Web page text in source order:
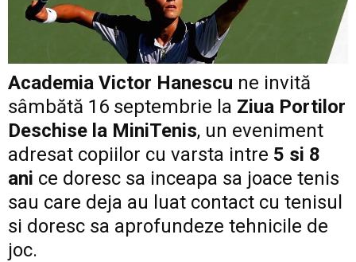
Academia Victor Hanescu ne invită
sâmbătă 16 septembrie la Ziua Portilor
Deschise la MiniTenis, un eveniment
adresat copiilor cu varsta intre 5 si 8
ani ce doresc sa inceapa sa joace tenis
sau care deja au luat contact cu tenisul
si doresc sa aprofundeze tehnicile de
joc.